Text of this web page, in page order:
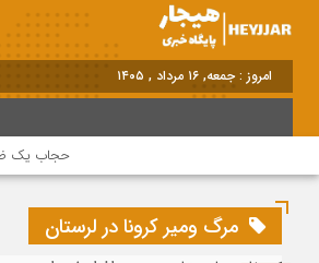
برابر با : Friday - 7 August - 2026
حجاب یک
مرگ ومیر کرونا در لرستان